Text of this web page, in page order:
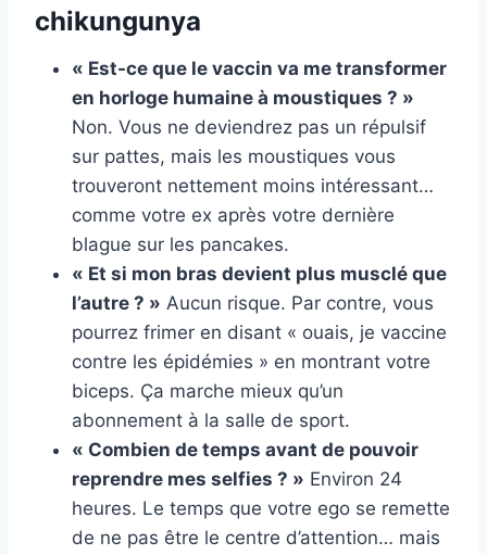
chikungunya
« Est-ce que le vaccin va me transformer
en horloge humaine à moustiques ? »
Non. Vous ne deviendrez pas un répulsif
sur pattes, mais les moustiques vous
trouveront nettement moins intéressant…
comme votre ex après votre dernière
blague sur les pancakes.
« Et si mon bras devient plus musclé que
l’autre ? » Aucun risque. Par contre, vous
pourrez frimer en disant « ouais, je vaccine
contre les épidémies » en montrant votre
biceps. Ça marche mieux qu’un
abonnement à la salle de sport.
« Combien de temps avant de pouvoir
reprendre mes selfies ? » Environ 24
heures. Le temps que votre ego se remette
de ne pas être le centre d’attention… mais